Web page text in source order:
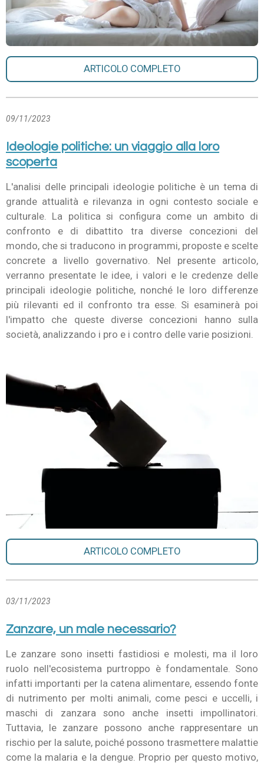
ARTICOLO COMPLETO
09/11/2023
Ideologie politiche: un viaggio alla loro
scoperta
L'analisi delle principali ideologie politiche è un tema di
grande attualità e rilevanza in ogni contesto sociale e
culturale. La politica si configura come un ambito di
confronto e di dibattito tra diverse concezioni del
mondo, che si traducono in programmi, proposte e scelte
concrete a livello governativo. Nel presente articolo,
verranno presentate le idee, i valori e le credenze delle
principali ideologie politiche, nonché le loro differenze
più rilevanti ed il confronto tra esse. Si esaminerà poi
l'impatto che queste diverse concezioni hanno sulla
società, analizzando i pro e i contro delle varie posizioni.
ARTICOLO COMPLETO
03/11/2023
Zanzare, un male necessario?
Le zanzare sono insetti fastidiosi e molesti, ma il loro
ruolo nell'ecosistema purtroppo è fondamentale. Sono
infatti importanti per la catena alimentare, essendo fonte
di nutrimento per molti animali, come pesci e uccelli, i
maschi di zanzara sono anche insetti impollinatori.
Tuttavia, le zanzare possono anche rappresentare un
rischio per la salute, poiché possono trasmettere malattie
come la malaria e la dengue. Proprio per questo motivo,